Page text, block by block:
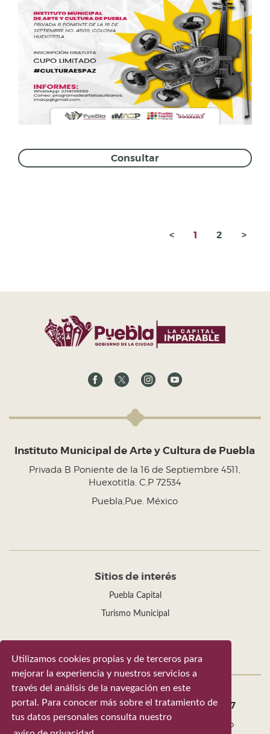
Utilizamos cookies propias y de terceros para
mejorar la experiencia y nuestros servicios a
través del análisis de la navegación en este
portal. Para conocer más sobre el tratamiento de
tus datos personales consulta nuestro
Consultar
< 1 2 >
Instituto Municipal de Arte y Cultura de Puebla
Privada B Poniente de la 16 de Septiembre 4511,
Huexotitla. C.P 72534
Puebla,Pue. México
Sitios de interés
Puebla Capital
Turismo Municipal
Gobierno de la Ciudad de Puebla 2024-2027
Tel. +52 (222) 309 43 00 - Puebla, Pue. México